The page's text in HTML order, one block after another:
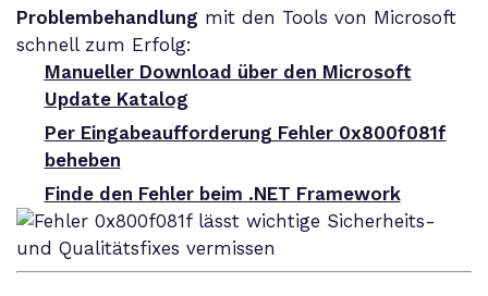
Problembehandlung mit den Tools von Microsoft
schnell zum Erfolg:
Manueller Download über den Microsoft
Update Katalog
Per Eingabeaufforderung Fehler 0x800f081f
beheben
Finde den Fehler beim .NET Framework